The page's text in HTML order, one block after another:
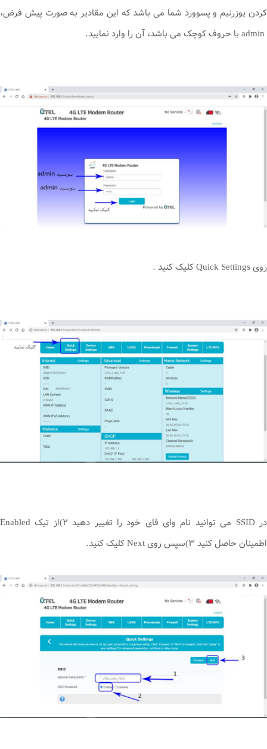
کردن یوزرنیم و پسوورد شما می باشد که این مقادیر به صورت پیش فرض،
روی Quick Settings کلیک کنید .
در SSID می توانید نام وای فای خود را تغییر دهید ۲)از تیک Enabled
اطمینان حاصل کنید ۳)سپس روی Next کلیک کنید.